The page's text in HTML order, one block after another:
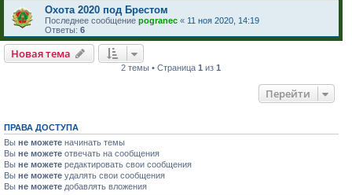
Охота 2020 под Брестом
Последнее сообщение pogranec « 11 ноя 2020, 14:19
Ответы: 6
Новая тема
2 темы • Страница1 из1
Перейти
ПРАВА ДОСТУПА
Вы не можете начинать темы
Вы не можете отвечать на сообщения
Вы не можете редактировать свои сообщения
Вы не можете удалять свои сообщения
Вы не можете добавлять вложения